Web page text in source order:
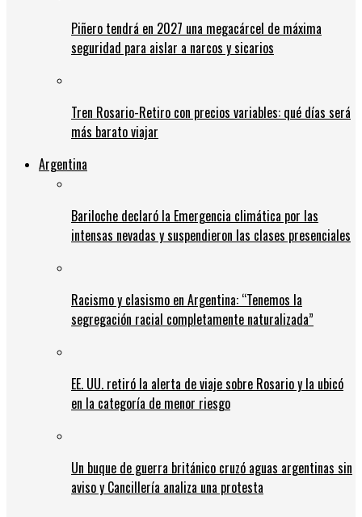
Piñero tendrá en 2027 una megacárcel de máxima
seguridad para aislar a narcos y sicarios
Tren Rosario-Retiro con precios variables: qué días será
más barato viajar
Argentina
Bariloche declaró la Emergencia climática por las
intensas nevadas y suspendieron las clases presenciales
Racismo y clasismo en Argentina: “Tenemos la
segregación racial completamente naturalizada”
EE. UU. retiró la alerta de viaje sobre Rosario y la ubicó
en la categoría de menor riesgo
Un buque de guerra británico cruzó aguas argentinas sin
aviso y Cancillería analiza una protesta